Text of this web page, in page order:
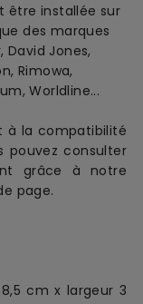
être installée sur
des marques
David Jones,
Rimowa,
Worldline...
à la compatibilité
pouvez consulter
grâce à notre
page.
cm x largeur 3